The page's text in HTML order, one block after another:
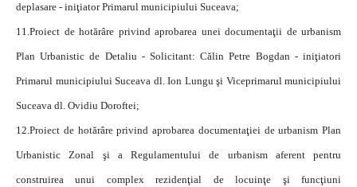
deplasare - iniţiator Primarul municipiului Suceava;
11.Proiect de hotărâre privind aprobarea unei documentaţii de urbanism
Plan Urbanistic de Detaliu - Solicitant: Călin Petre Bogdan - iniţiatori
Primarul municipiului Suceava dl. Ion Lungu şi Viceprimarul municipiului
Suceava dl. Ovidiu Doroftei;
12.Proiect de hotărâre privind aprobarea documentaţiei de urbanism Plan
Urbanistic Zonal şi a Regulamentului de urbanism aferent pentru
construirea unui complex rezidenţial de locuinţe şi funcţiuni